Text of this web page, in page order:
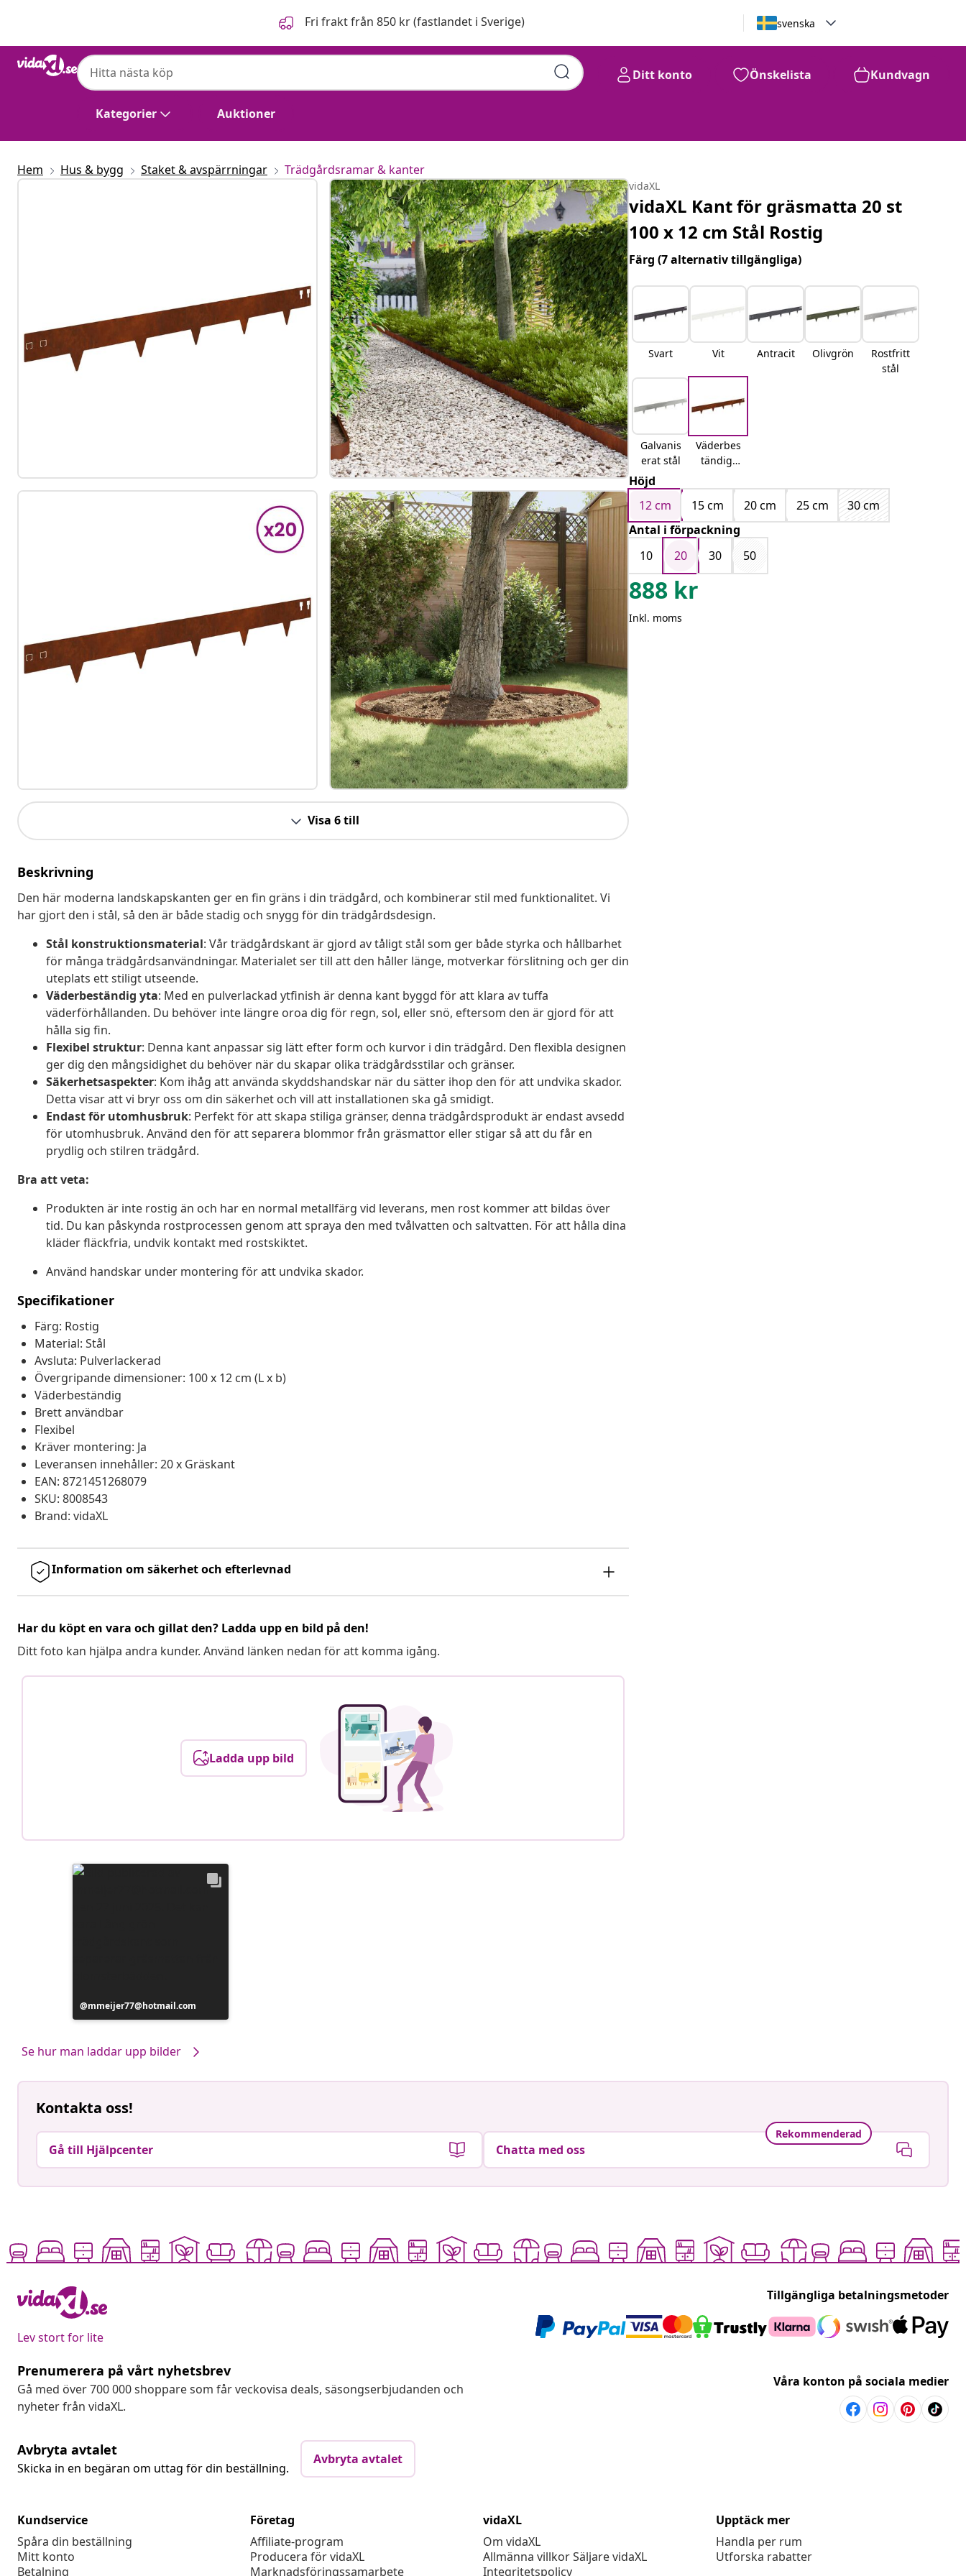
Fri frakt från 850 kr (fastlandet i Sverige) svenska
Kategorier Auktioner
Ditt konto Önskelista Kundvagn
Hem Hus & bygg Staket & avspärrningar Trädgårdsramar & kanter
Visa 6 till
Beskrivning
Den här moderna landskapskanten ger en fin gräns i din trädgård, och kombinerar stil med funktionalitet. Vi
har gjort den i stål, så den är både stadig och snygg för din trädgårdsdesign.
Stål konstruktionsmaterial: Vår trädgårdskant är gjord av tåligt stål som ger både styrka och hållbarhet
för många trädgårdsanvändningar. Materialet ser till att den håller länge, motverkar förslitning och ger din
uteplats ett stiligt utseende.
Väderbeständig yta: Med en pulverlackad ytfinish är denna kant byggd för att klara av tuffa
väderförhållanden. Du behöver inte längre oroa dig för regn, sol, eller snö, eftersom den är gjord för att
hålla sig fin.
Flexibel struktur: Denna kant anpassar sig lätt efter form och kurvor i din trädgård. Den flexibla designen
ger dig den mångsidighet du behöver när du skapar olika trädgårdsstilar och gränser.
Säkerhetsaspekter: Kom ihåg att använda skyddshandskar när du sätter ihop den för att undvika skador.
Detta visar att vi bryr oss om din säkerhet och vill att installationen ska gå smidigt.
Endast för utomhusbruk: Perfekt för att skapa stiliga gränser, denna trädgårdsprodukt är endast avsedd
för utomhusbruk. Använd den för att separera blommor från gräsmattor eller stigar så att du får en
prydlig och stilren trädgård.
Bra att veta:
Produkten är inte rostig än och har en normal metallfärg vid leverans, men rost kommer att bildas över
tid. Du kan påskynda rostprocessen genom att spraya den med tvålvatten och saltvatten. För att hålla dina
kläder fläckfria, undvik kontakt med rostskiktet.
Använd handskar under montering för att undvika skador.
Specifikationer
Färg: Rostig
Material: Stål
Avsluta: Pulverlackerad
Övergripande dimensioner: 100 x 12 cm (L x b)
Väderbeständig
Brett användbar
Flexibel
Kräver montering: Ja
Leveransen innehåller: 20 x Gräskant
EAN: 8721451268079
SKU: 8008543
Brand: vidaXL
Information om säkerhet och efterlevnad
Har du köpt en vara och gillat den? Ladda upp en bild på den!
Ditt foto kan hjälpa andra kunder. Använd länken nedan för att komma igång.
Ladda upp bild
Inlägg
publicerat
mmeijer77@hotmail.com
Se hur man laddar upp bilder
vidaXL
vidaXL Kant för gräsmatta 20 st
100 x 12 cm Stål Rostig
Färg(7 alternativ tillgängliga)
Svart Vit Antracit Olivgrön
Rostfritt
stål
Galvanis
erat stål
Väderbes
tändigt
Höjd
12 cm
15 cm 20 cm 25 cm
30 cm
Antal i förpackning
10
20 30 50
888 kr
Inkl. moms
Kontakta oss!
Gå till Hjälpcenter
Rekommenderad
Chatta med oss
Lev stort for lite
Tillgängliga betalningsmetoder
Prenumerera på vårt nyhetsbrev
Gå med över 700 000 shoppare som får veckovisa deals, säsongserbjudanden och
nyheter från vidaXL.
Våra konton på sociala medier
Avbryta avtalet
Skicka in en begäran om uttag för din beställning.
Avbryta avtalet
Kundservice
Spåra din beställning
Mitt konto
Betalning
Företag
Affiliate-program
Producera för vidaXL
Marknadsföringssamarbete
vidaXL
Om vidaXL
Allmänna villkor Säljare vidaXL
Integritetspolicy
Upptäck mer
Handla per rum
Utforska rabatter